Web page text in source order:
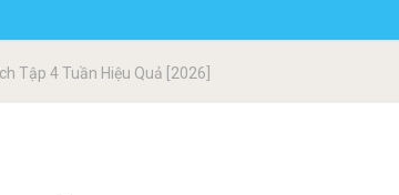
Tập 4 Tuần Hiệu Quả [2026]